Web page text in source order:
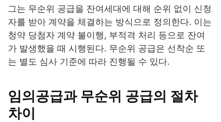
그는 무순위 공급을 잔여세대에 대해 순위 없이 신청
자를 받아 계약을 체결하는 방식으로 정의한다. 이는
청약 당첨자 계약 불이행, 부적격 처리 등으로 잔여
가 발생했을 때 시행된다. 무순위 공급은 선착순 또
는 별도 심사 기준에 따라 진행될 수 있다.
임의공급과 무순위 공급의 절차
차이